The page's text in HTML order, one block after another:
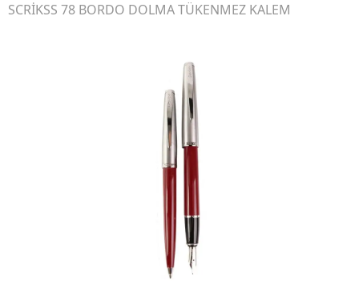
SCRİKSS 78 BORDO DOLMA TÜKENMEZ KALEM